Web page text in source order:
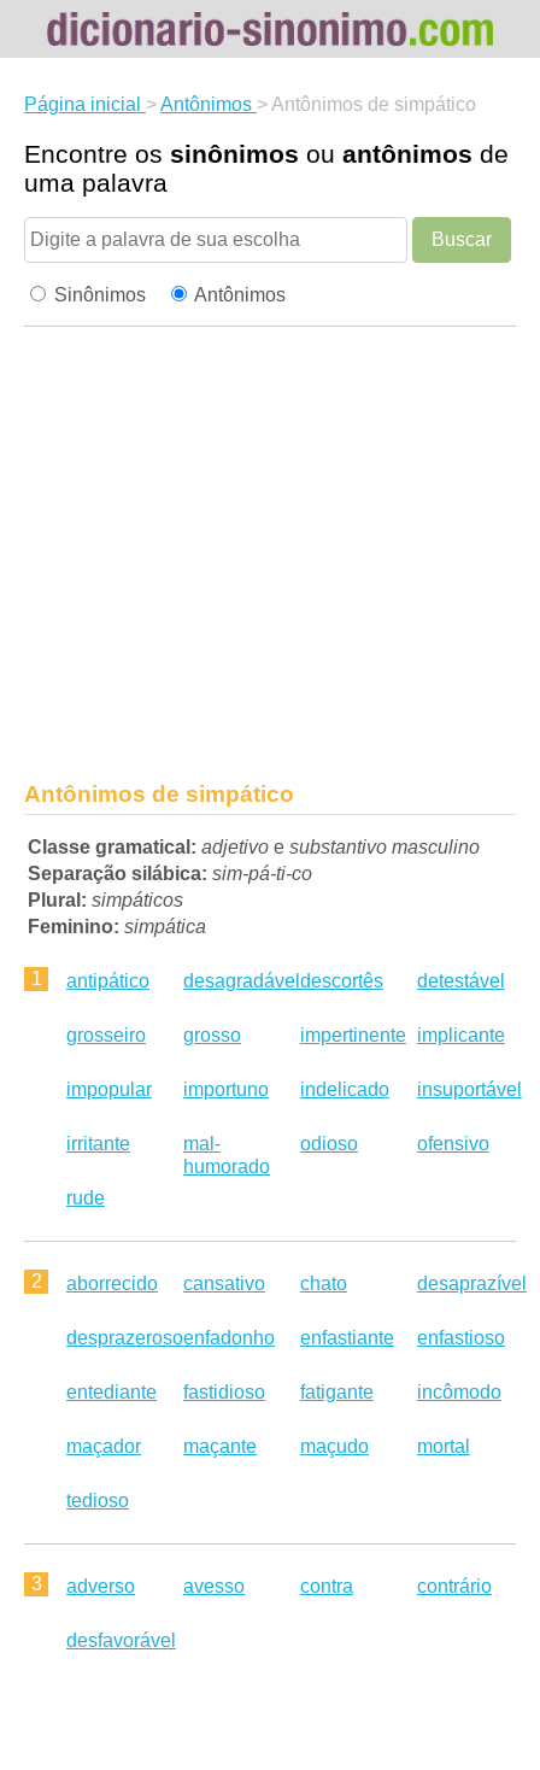
Página inicial >Antônimos >Antônimos de simpático
Encontre os sinônimos ou antônimos de
uma palavra
Buscar
Sinônimos Antônimos
Antônimos de simpático
Classe gramatical: adjetivo e substantivo masculino
Separação silábica: sim-pá-ti-co
Plural: simpáticos
Feminino: simpática
1 antipático desagradável descortês detestável
grosseiro grosso impertinente implicante
impopular importuno indelicado insuportável
irritante
mal-
humorado
odioso ofensivo
rude
2 aborrecido cansativo chato desaprazível
desprazerosoenfadonho enfastiante enfastioso
entediante fastidioso fatigante incômodo
maçador maçante maçudo mortal
tedioso
3 adverso avesso contra contrário
desfavorável